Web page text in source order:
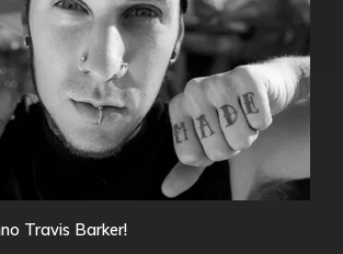
Travis Barker!